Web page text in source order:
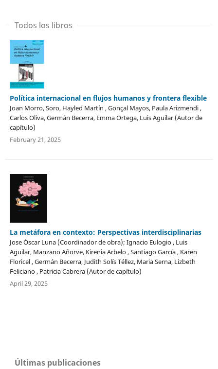
Todos los libros
Política internacional en flujos humanos y frontera flexible
Joan Morro, Soro, Hayled Martín , Gonçal Mayos, Paula Arizmendi ,
Carlos Oliva, Germán Becerra, Emma Ortega, Luis Aguilar (Autor de
capítulo)
February 21, 2025
La metáfora en contexto: Perspectivas interdisciplinarias
Jose Óscar Luna (Coordinador de obra); Ignacio Eulogio , Luis
Aguilar, Manzano Añorve, Kirenia Arbelo , Santiago García , Karen
Floricel , Germán Becerra, Judith Solís Téllez, Maria Serna, Lizbeth
Feliciano , Patricia Cabrera (Autor de capítulo)
April 29, 2025
Últimas publicaciones